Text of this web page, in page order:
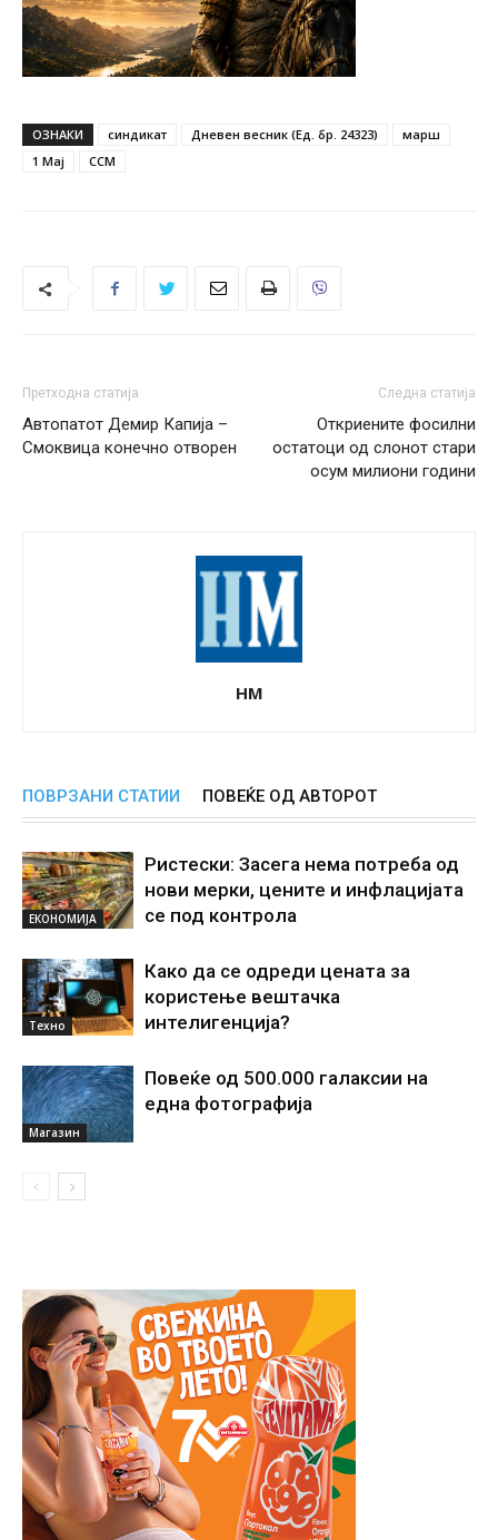
ОЗНАКИ синдикат Дневен весник (Ед. бр. 24323)
марш
1 Мај
ССМ
Претходна статија
Автопатот Демир Капија –
Смоквица конечно отворен
Следна статија
Откриените фосилни
остатоци од слонот стари
осум милиони години
НМ
ПОВРЗАНИ СТАТИИ ПОВЕЌЕ ОД АВТОРОТ
ЕКОНОМИЈА
Ристески: Засега нема потреба од
нови мерки, цените и инфлацијата
се под контрола
Техно
Како да се одреди цената за
користење вештачка
интелигенциjа?
Магазин
Повеќе од 500.000 галаксии на
една фотографија